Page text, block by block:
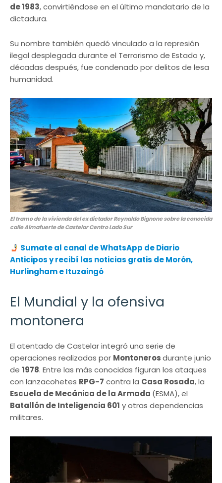
de 1983, convirtiéndose en el último mandatario de la
dictadura.
Su nombre también quedó vinculado a la represión
ilegal desplegada durante el Terrorismo de Estado y,
décadas después, fue condenado por delitos de lesa
humanidad.
El tramo de la vivienda del ex dictador Reynaldo Bignone sobre la conocida
calle Almafuerte de Castelar Centro Lado Sur
Sumate al canal de WhatsApp de Diario
Anticipos y recibí las noticias gratis de Morón,
Hurlingham e Ituzaingó
El Mundial y la ofensiva
montonera
El atentado de Castelar integró una serie de
operaciones realizadas por Montonerosdurante junio
de 1978. Entre las más conocidas figuran los ataques
con lanzacohetes RPG-7 contra la Casa Rosada, la
Escuela de Mecánica de la Armada (ESMA), el
Batallón de Inteligencia 601 y otras dependencias
militares.